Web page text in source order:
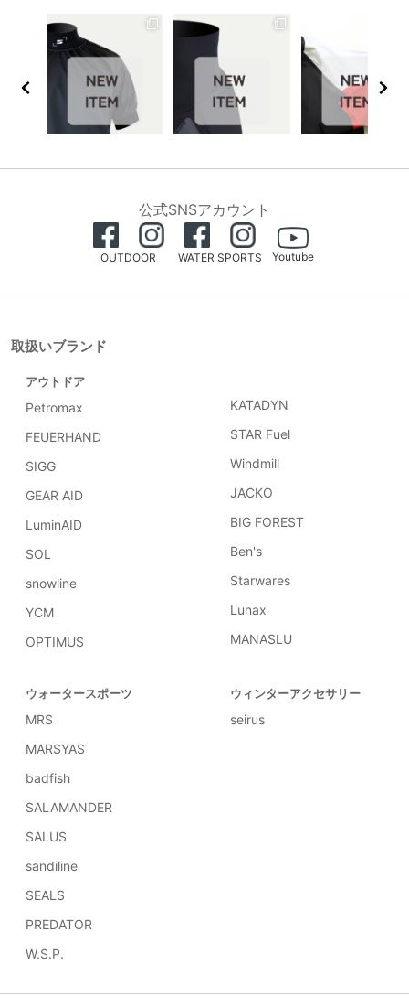
公式SNSアカウント
OUTDOOR WATER SPORTS Youtube
取扱いブランド
アウトドア
Petromax
FEUERHAND
SIGG
GEAR AID
LuminAID
SOL
snowline
YCM
OPTIMUS
KATADYN
STAR Fuel
Windmill
JACKO
BIG FOREST
Ben's
Starwares
Lunax
MANASLU
ウォータースポーツ
MRS
MARSYAS
badfish
SALAMANDER
SALUS
sandiline
SEALS
PREDATOR
W.S.P.
ウィンターアクセサリー
seirus